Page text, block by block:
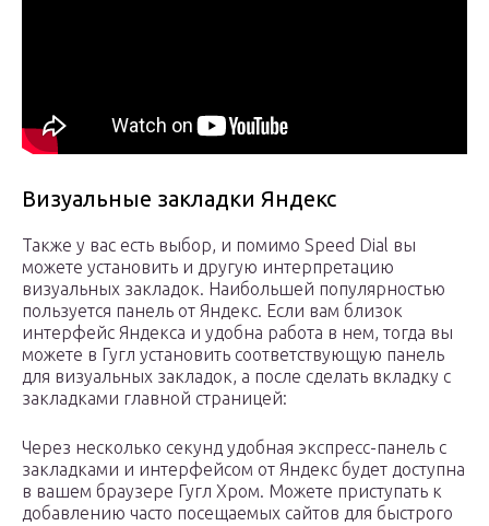
Визуальные закладки Яндекс
Также у вас есть выбор, и помимо Speed Dial вы
можете установить и другую интерпретацию
визуальных закладок. Наибольшей популярностью
пользуется панель от Яндекс. Если вам близок
интерфейс Яндекса и удобна работа в нем, тогда вы
можете в Гугл установить соответствующую панель
для визуальных закладок, а после сделать вкладку с
закладками главной страницей:
Через несколько секунд удобная экспресс-панель с
закладками и интерфейсом от Яндекс будет доступна
в вашем браузере Гугл Хром. Можете приступать к
добавлению часто посещаемых сайтов для быстрого